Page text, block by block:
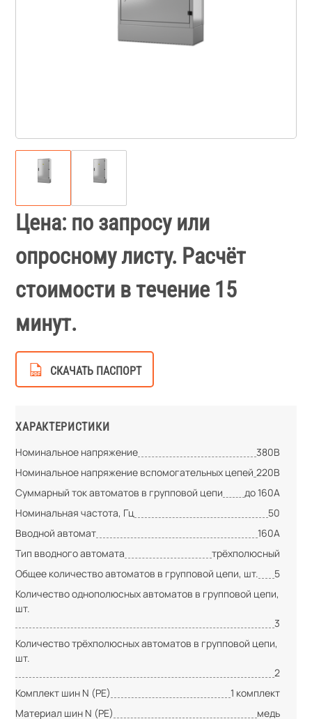
Цена: по запросу или
опросному листу. Расчёт
стоимости в течение 15
минут.
СКАЧАТЬ ПАСПОРТ
ХАРАКТЕРИСТИКИ
Номинальное напряжение
380В
Номинальное напряжение вспомогательных цепей 220В
Суммарный ток автоматов в групповой цепи
до 160А
Номинальная частота, Гц
50
Вводной автомат
160А
Тип вводного автомата
трёхполюсный
Общее количество автоматов в групповой цепи, шт.
5
Количество однополюсных автоматов в групповой цепи,
шт.
3
Количество трёхполюсных автоматов в групповой цепи,
шт.
2
Комплект шин N (PE)
1 комплект
Материал шин N (PE)
медь